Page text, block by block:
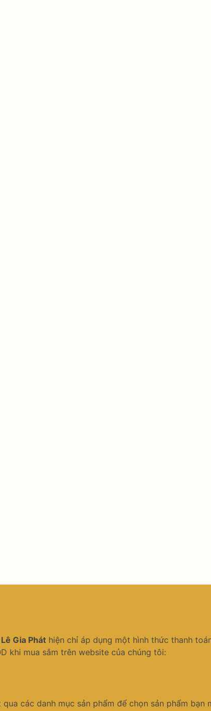
Lê Gia Phát hiện chỉ áp dụng một hình thức thanh
khi mua sắm trên website của chúng tôi:
các danh mục sản phẩm để chọn sản phẩm bạn